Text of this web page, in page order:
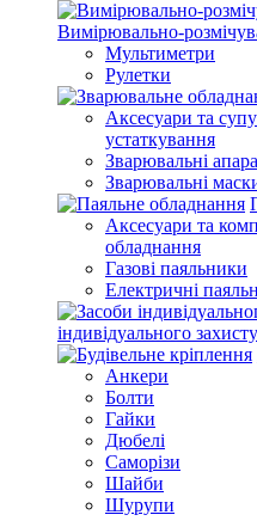
Вимірювально-
Мультиметри
Рулетки
Аксесуари та
устаткування
Зварювальні
Зварювальні
Аксесуари та
обладнання
Газові паяльники
Електричні
індивідуального захисту
Анкери
Болти
Гайки
Дюбелі
Саморізи
Шайби
Шурупи